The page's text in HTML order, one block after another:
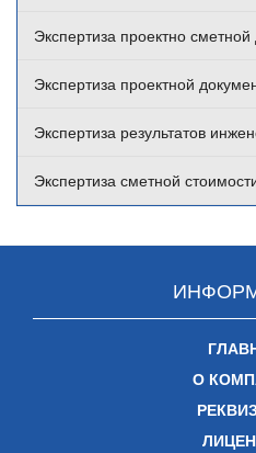
Экспертиза проектно
Экспертиза проектной
Экспертиза результатов
Экспертиза сметной
О